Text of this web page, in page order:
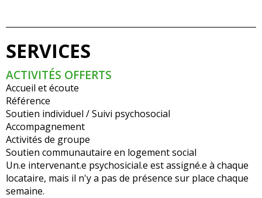
SERVICES
ACTIVITÉS OFFERTS
Accueil et écoute
Référence
Soutien individuel / Suivi psychosocial
Accompagnement
Activités de groupe
Soutien communautaire en logement social
Un.e intervenant.e psychosicial.e est assigné.e à chaque
locataire, mais il n'y a pas de présence sur place chaque
semaine.